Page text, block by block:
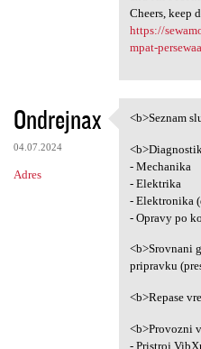
Cheers, keep
https://
mpat-
Ondrejnax
04.07.2024
Adres
<b>Seznam
<b>Seznam
- Mechanika
- Elektrika
- Elektronika
- Opravy po
<b>Srovnani
pripravku
<b>Repase
<b>Provozni
- Pristroj